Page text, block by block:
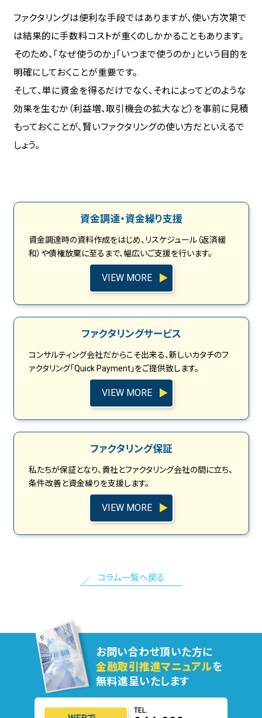
ファクタリングは便利な手段ではありますが、使い方次第で
は結果的に手数料コストが重くのしかかることもあります。
そのため、「なぜ使うのか」「いつまで使うのか」という目的を
明確にしておくことが重要です。
そして、単に資金を得るだけでなく、それによってどのような
効果を生むか（利益増、取引機会の拡大など）を事前に見積
もっておくことが、賢いファクタリングの使い方だといえるで
しょう。
資金調達・資金繰り支援
資金調達時の資料作成をはじめ、リスケジュール（返済緩
和）や債権放棄に至るまで、幅広いご支援を行います。
VIEW MORE
ファクタリングサービス
コンサルティング会社だからこそ出来る、新しいカタチのフ
ァクタリング「Quick Payment」をご提供致します。
VIEW MORE
ファクタリング保証
私たちが保証となり、貴社とファクタリング会社の間に立ち、
条件改善と資金繰りを支援します。
VIEW MORE
コラム一覧へ戻る
お問い合わせ頂いた方に
金融取引推進マニュアルを
無料進呈いたします
TEL.